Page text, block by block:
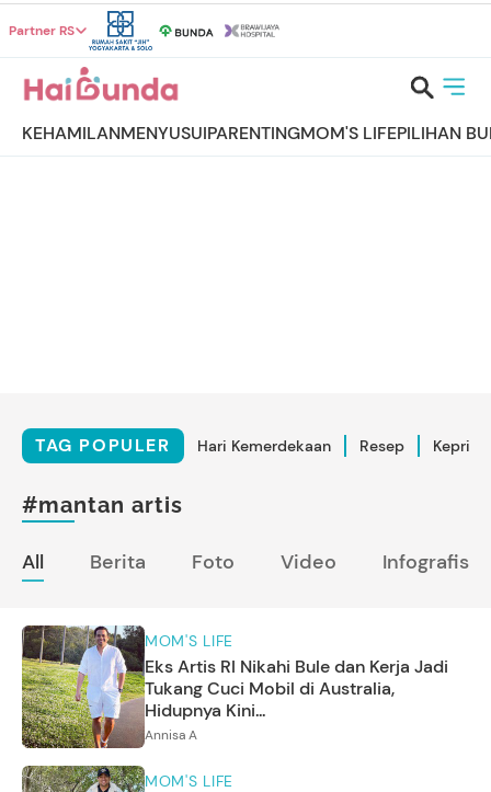
Partner RS
KEHAMILANMENYUSUIPARENTINGMOM'S LIFEPILIHAN
TAG POPULER Hari Kemerdekaan Resep
#mantan artis
All Berita Foto Video Infografis
MOM'S LIFE
Eks Artis RI Nikahi Bule dan Kerja Jadi
Tukang Cuci Mobil di Australia,
Hidupnya Kini...
Annisa A
MOM'S LIFE